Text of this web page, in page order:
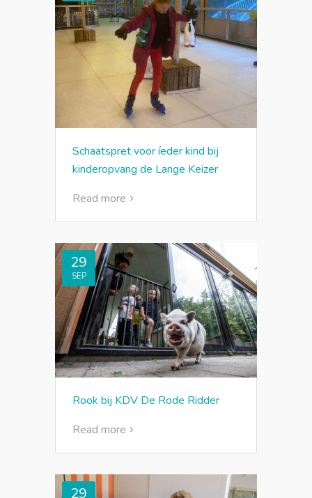
Schaatspret voor íeder kind bij
kinderopvang de Lange Keizer
Read more
29
SEP
Rook bij KDV De Rode Ridder
Read more
29